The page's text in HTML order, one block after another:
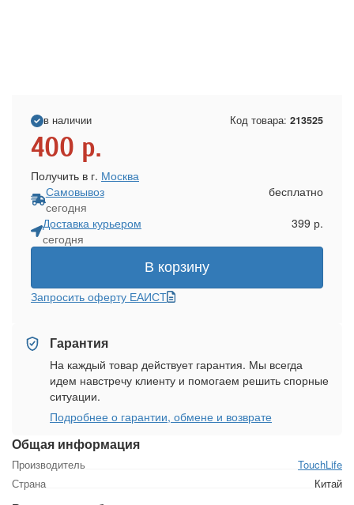
Общая информация
Производитель
TouchLife
Страна
Китай
в наличии Код товара: 213525
400 р.
Получить в г. Москва
Самовывоз
сегодня
бесплатно
Доставка курьером
сегодня
399 р.
В корзину
Запросить оферту ЕАИСТ
Гарантия
На каждый товар действует гарантия. Мы всегда
идем навстречу клиенту и помогаем решить спорные
ситуации.
Подробнее о гарантии, обмене и возврате